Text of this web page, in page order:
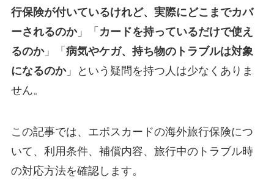
行保険が付いているけれど、実際にどこまでカバ
ーされるのか」「 カードを持っているだけで使え
るのか」「 病気やケガ、持ち物のトラブルは対象
になるのか」という疑問を持つ人は少なくありま
せん。
この記事では、エポスカードの海外旅行保険につ
いて、利用条件、補償内容、旅行中のトラブル時
の対応方法を確認します。